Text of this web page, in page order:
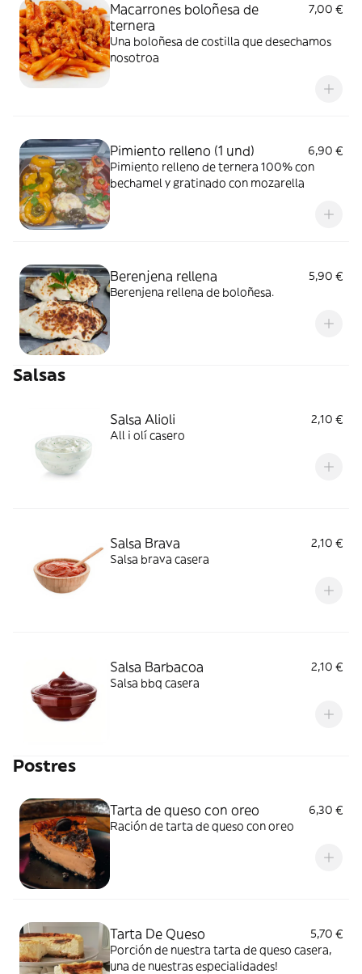
Macarrones boloñesa de
ternera
7,00 €
Una boloñesa de costilla que desechamos
nosotroa
Pimiento relleno (1 und)
6,90 €
Pimiento relleno de ternera 100% con
bechamel y gratinado con mozarella
Berenjena rellena
5,90 €
Berenjena rellena de boloñesa.
Salsas
Salsa Alioli
2,10 €
All i olí casero
Salsa Brava
2,10 €
Salsa brava casera
Salsa Barbacoa
2,10 €
Salsa bbq casera
Postres
Tarta de queso con oreo
6,30 €
Ración de tarta de queso con oreo
Tarta De Queso
5,70 €
Porción de nuestra tarta de queso casera,
una de nuestras especialidades!